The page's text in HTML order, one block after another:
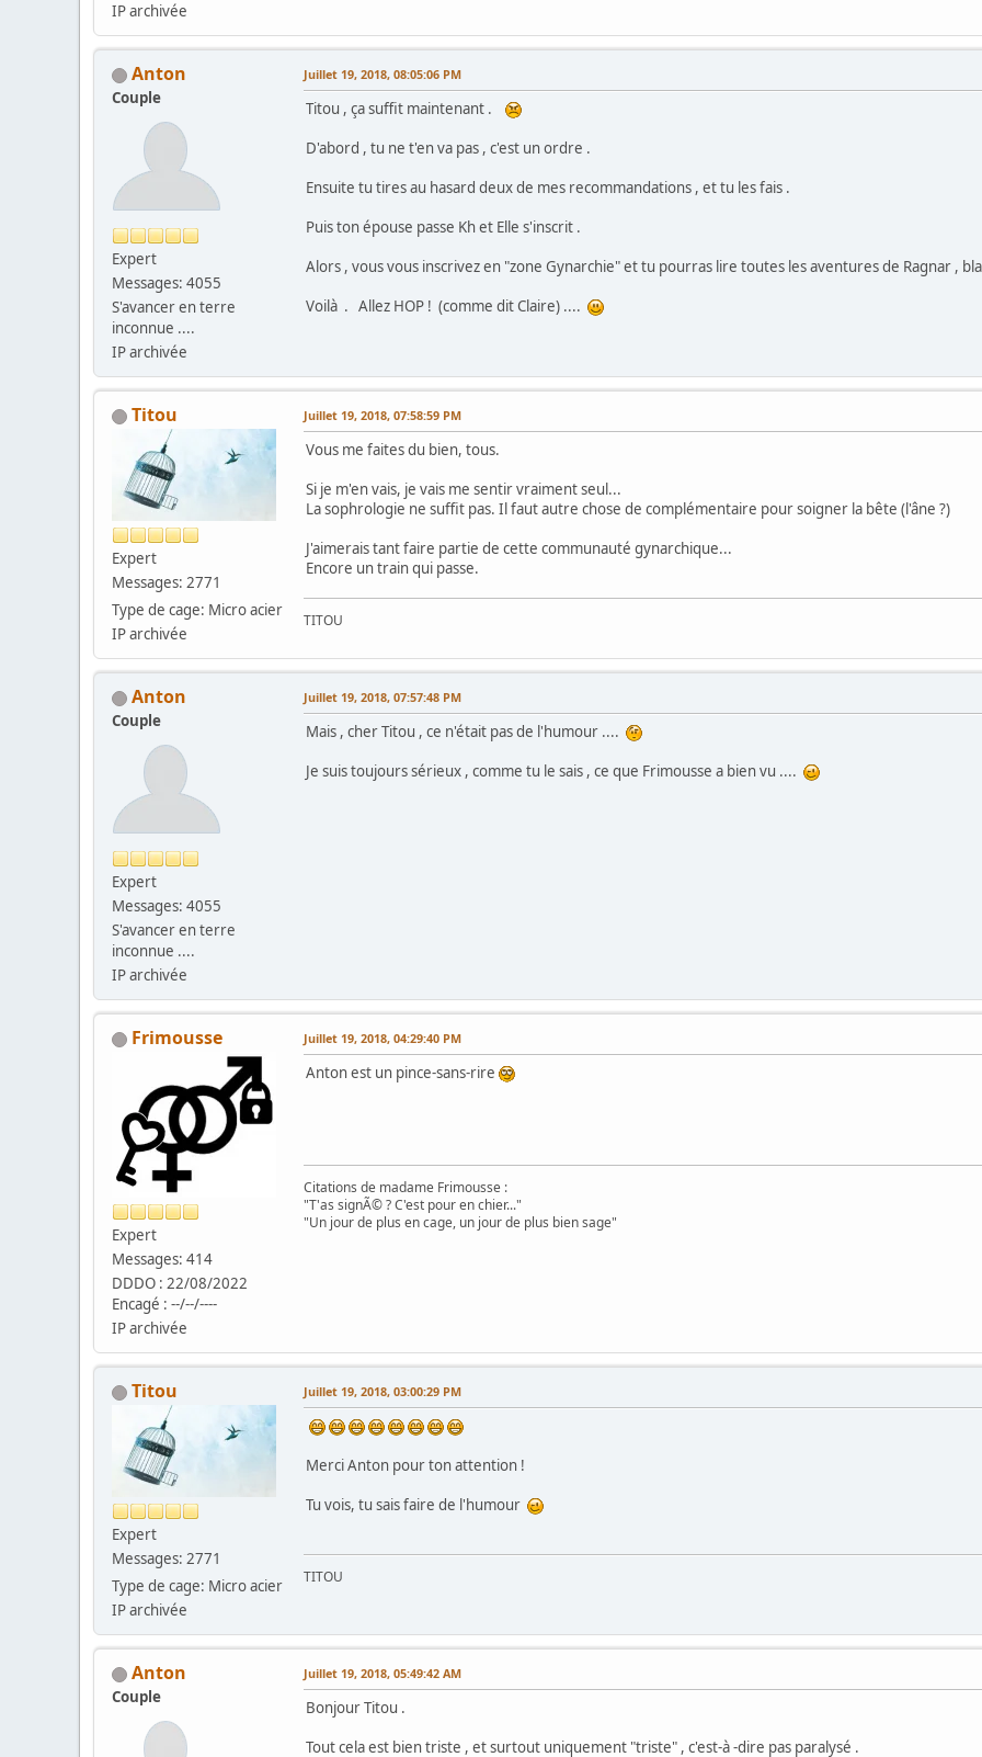
IP archivée
Anton
Couple
Expert
Messages: 4055
S'avancer en terre
inconnue ....
IP archivée
Juillet 19, 2018, 08:05:06 PM
Titou , ça suffit maintenant .
D'abord , tu ne t'en va pas , c'est un ordre .
Ensuite tu tires au hasard deux de mes recommandations , et tu les fais .
Puis ton épouse passe Kh et Elle s'inscrit .
Alors , vous vous inscrivez en "zone Gynarchie" et tu pourras lire toutes les aventures de Ragnar ,
Voilà . Allez HOP ! (comme dit Claire) ....
Titou
Expert
Messages: 2771
Type de cage: Micro acier
IP archivée
Juillet 19, 2018, 07:58:59 PM
Vous me faites du bien, tous.
Si je m'en vais, je vais me sentir vraiment seul...
La sophrologie ne suffit pas. Il faut autre chose de complémentaire pour soigner la bête (l'âne ?)
J'aimerais tant faire partie de cette communauté gynarchique...
Encore un train qui passe.
TITOU
Anton
Couple
Expert
Messages: 4055
S'avancer en terre
inconnue ....
IP archivée
Juillet 19, 2018, 07:57:48 PM
Mais , cher Titou , ce n'était pas de l'humour ....
Je suis toujours sérieux , comme tu le sais , ce que Frimousse a bien vu ....
Frimousse
Expert
Messages: 414
DDDO : 22/08/2022
Encagé : --/--/----
IP archivée
Juillet 19, 2018, 04:29:40 PM
Anton est un pince-sans-rire
Citations de madame Frimousse :
"T'as signÃ© ? C'est pour en chier..."
"Un jour de plus en cage, un jour de plus bien sage"
Titou
Expert
Messages: 2771
Type de cage: Micro acier
IP archivée
Juillet 19, 2018, 03:00:29 PM
Merci Anton pour ton attention !
Tu vois, tu sais faire de l'humour
TITOU
Anton
Couple
Juillet 19, 2018, 05:49:42 AM
Bonjour Titou .
Tout cela est bien triste , et surtout uniquement "triste" , c'est-à -dire pas paralysé .